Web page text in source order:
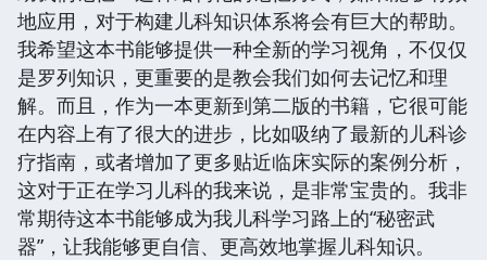
地应用，对于构建儿科知识体系将会有巨大的帮助。
我希望这本书能够提供一种全新的学习视角，不仅仅
是罗列知识，更重要的是教会我们如何去记忆和理
解。而且，作为一本更新到第二版的书籍，它很可能
在内容上有了很大的进步，比如吸纳了最新的儿科诊
疗指南，或者增加了更多贴近临床实际的案例分析，
这对于正在学习儿科的我来说，是非常宝贵的。我非
常期待这本书能够成为我儿科学习路上的“秘密武
器”，让我能够更自信、更高效地掌握儿科知识。